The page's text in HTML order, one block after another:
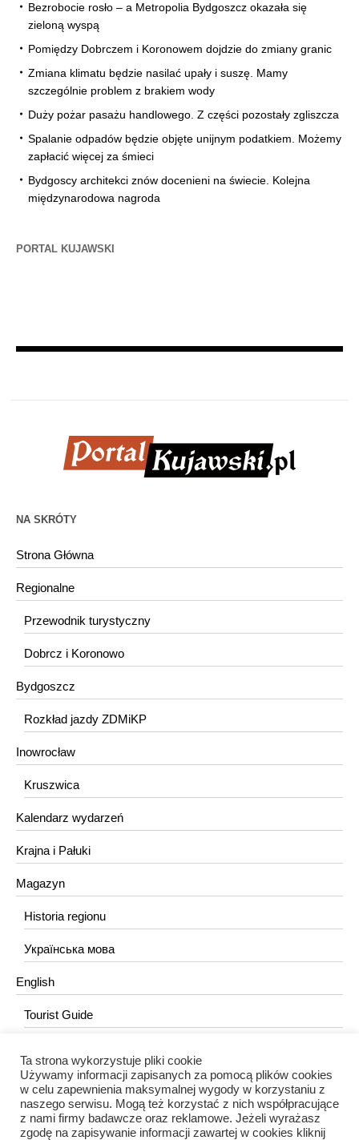
Bezrobocie rosło – a Metropolia Bydgoszcz okazała się
zieloną wyspą
Pomiędzy Dobrczem i Koronowem dojdzie do zmiany granic
Zmiana klimatu będzie nasilać upały i suszę. Mamy
szczególnie problem z brakiem wody
Duży pożar pasażu handlowego. Z części pozostały zgliszcza
Spalanie odpadów będzie objęte unijnym podatkiem. Możemy
zapłacić więcej za śmieci
Bydgoscy architekci znów docenieni na świecie. Kolejna
międzynarodowa nagroda
PORTAL KUJAWSKI
NA SKRÓTY
Strona Główna
Regionalne
Przewodnik turystyczny
Dobrcz i Koronowo
Bydgoszcz
Rozkład jazdy ZDMiKP
Inowrocław
Kruszwica
Kalendarz wydarzeń
Krajna i Pałuki
Magazyn
Historia regionu
Українська мова
English
Tourist Guide
KONTAKT
redakcja@portalkujawski.pl
Redakcja
Ta strona wykorzystuje pliki cookie
Używamy informacji zapisanych za pomocą plików cookies
w celu zapewnienia maksymalnej wygody w korzystaniu z
naszego serwisu. Mogą też korzystać z nich współpracujące
z nami firmy badawcze oraz reklamowe. Jeżeli wyrażasz
zgodę na zapisywanie informacji zawartej w cookies kliknij